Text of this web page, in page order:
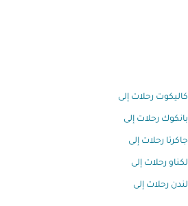
كاليكوت رحلات إلى
بانكوك رحلات إلى
جاكرتا رحلات إلى
لكناو رحلات إلى
لندن رحلات إلى